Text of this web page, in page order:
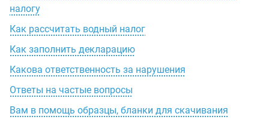
налогу
Как рассчитать водный налог
Как заполнить декларацию
Какова ответственность за нарушения
Ответы на частые вопросы
Вам в помощь образцы, бланки для скачивания